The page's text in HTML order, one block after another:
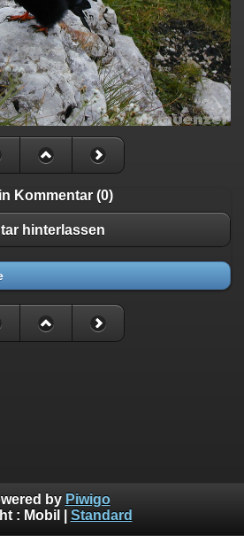
Kommentar (0)
hinterlassen
by Piwigo
: Mobil Standard